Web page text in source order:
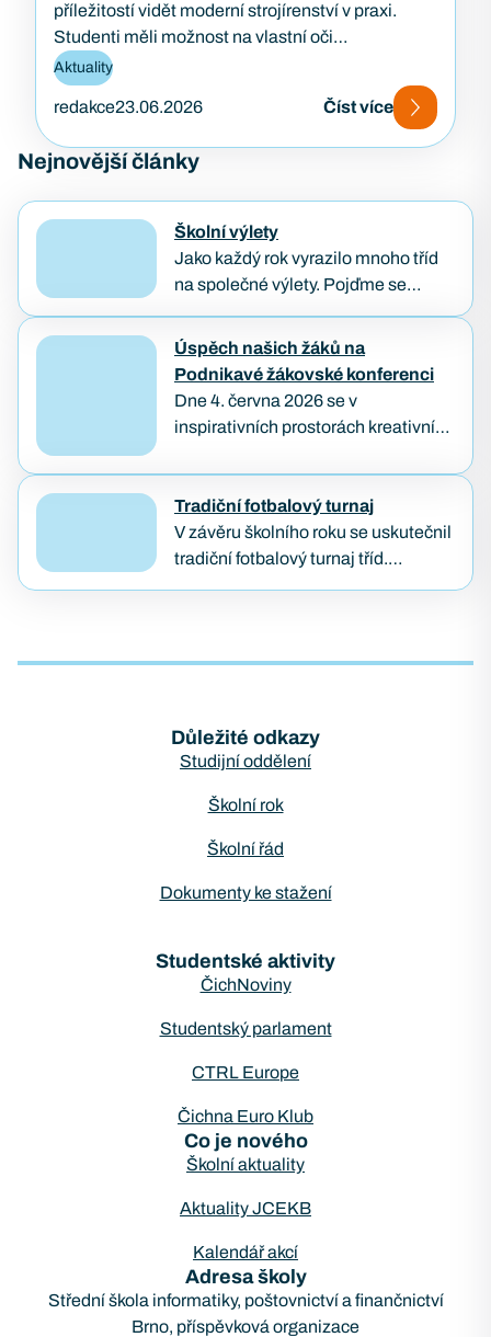
příležitostí vidět moderní strojírenství v praxi.
Studenti měli možnost na vlastní oči…
Aktuality
redakce23.06.2026 Číst více
Nejnovější články
Školní výlety
Jako každý rok vyrazilo mnoho tříd
na společné výlety. Pojďme se
roku naši studenti prožívali. Třídenní
výlet IT3A a BP1B…
Úspěch našich žáků na
Podnikavé žákovské konferenci
Dne 4. června 2026 se v
inspirativních prostorách kreativního
Podnikavá žákovská konference,
kterou každoročně pořádá
organizace Lipka. Tato konference
je zaměřena na podporu
Tradiční fotbalový turnaj
V závěru školního roku se uskutečnil
tradiční fotbalový turnaj tříd.
Důležité odkazy
Studijní oddělení
Školní rok
Školní řád
Dokumenty ke stažení
Studentské aktivity
ČichNoviny
Studentský parlament
CTRL Europe
Čichna Euro Klub
Co je nového
Školní aktuality
Aktuality JCEKB
Kalendář akcí
Adresa školy
Střední škola informatiky, poštovnictví a finančnictví
Brno, příspěvková organizace